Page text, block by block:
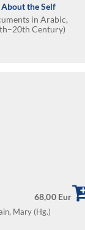
the Self
in Arabic,
Century)
68,00 Eur
Mary (Hg.)